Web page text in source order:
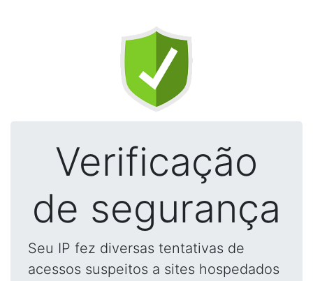
Verificação
de segurança
Seu IP fez diversas tentativas de
acessos suspeitos a sites hospedados